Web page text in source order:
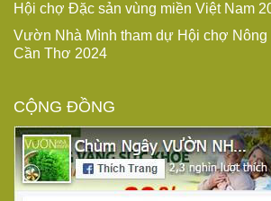
Hội chợ Đặc sản vùng miền Việt Nam
Vườn Nhà Mình tham dự Hội chợ Nông
Cần Thơ 2024
CỘNG ĐỒNG